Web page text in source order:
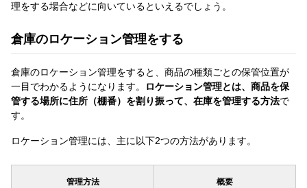
理をする場合などに向いているといえるでしょう。
倉庫のロケーション管理をする
倉庫のロケーション管理をすると、商品の種類ごとの保管位置が
一目でわかるようになります。
ロケーション管理とは、商品を保
管する場所に住所（棚番）を割り振って、在庫を管理する方法で
す。
ロケーション管理には、主に以下2つの方法があります。
管理方法 概要